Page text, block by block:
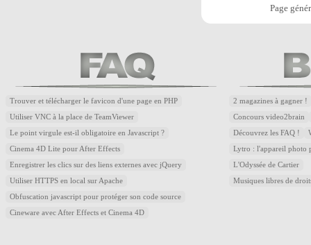
Page
Trouver et télécharger le favicon d'une page en PHP
Utiliser VNC à la place de TeamViewer
Le point virgule est-il obligatoire en Javascript ?
Cinema 4D Lite pour After Effects
Enregistrer les clics sur des liens externes avec jQuery
Utiliser HTTPS en local sur Apache
Obfuscation javascript pour protéger son code source
Cineware avec After Effects et Cinema 4D
2 magazines à gagner !
Concours video2brain
Découvrez les FAQ !
Lytro : l'appareil photo
L'Odyssée de Cartier
Musiques libres de